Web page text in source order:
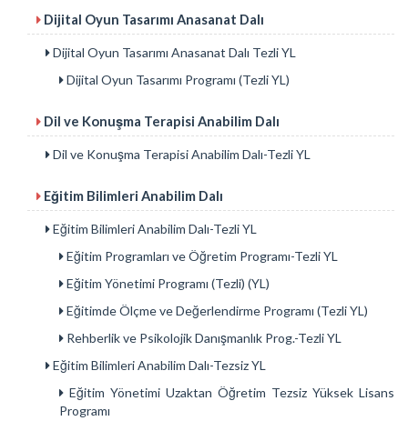
Dijital Oyun Tasarımı Anasanat Dalı
Dijital Oyun Tasarımı Anasanat Dalı Tezli YL
Dijital Oyun Tasarımı Programı (Tezli YL)
Dil ve Konuşma Terapisi Anabilim Dalı
Dil ve Konuşma Terapisi Anabilim Dalı-Tezli YL
Eğitim Bilimleri Anabilim Dalı
Eğitim Bilimleri Anabilim Dalı-Tezli YL
Eğitim Programları ve Öğretim Programı-Tezli YL
Eğitim Yönetimi Programı (Tezli) (YL)
Eğitimde Ölçme ve Değerlendirme Programı (Tezli YL)
Rehberlik ve Psikolojik Danışmanlık Prog.-Tezli YL
Eğitim Bilimleri Anabilim Dalı-Tezsiz YL
Eğitim Yönetimi Uzaktan Öğretim Tezsiz Yüksek Lisans
Programı